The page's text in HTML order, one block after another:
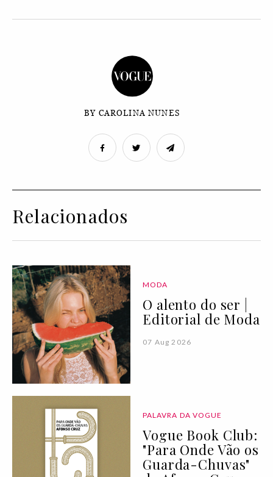
BY CAROLINA NUNES
Relacionados
MODA
O alento do ser |
Editorial de Moda
07 Aug 2026
PALAVRA DA VOGUE
Vogue Book Club:
"Para Onde Vão os
Guarda-Chuvas"